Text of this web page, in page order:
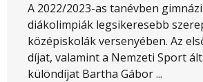
A 2022/2023-as tanévben
diákolimpiák legsikeresebb
középiskolák versenyében. Az
díjat, valamint a Nemzeti Sport
különdíjat Bartha Gábor ...